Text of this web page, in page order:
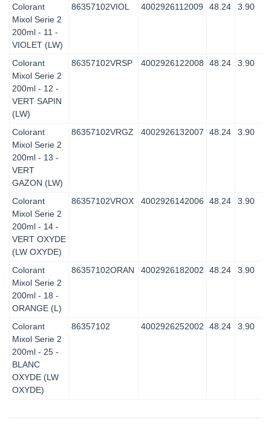
Colorant
Mixol Serie 2
200ml - 11 -
VIOLET (LW)
86357102VIOL 4002926112009 48.24 3.90
Colorant
Mixol Serie 2
200ml - 12 -
VERT SAPIN
(LW)
86357102VRSP 4002926122008 48.24 3.90
Colorant
Mixol Serie 2
200ml - 13 -
VERT
GAZON (LW)
86357102VRGZ 4002926132007 48.24 3.90
Colorant
Mixol Serie 2
200ml - 14 -
VERT OXYDE
(LW OXYDE)
86357102VROX 4002926142006 48.24 3.90
Colorant
Mixol Serie 2
200ml - 18 -
ORANGE (L)
86357102ORAN 4002926182002 48.24 3.90
Colorant
Mixol Serie 2
200ml - 25 -
BLANC
OXYDE (LW
OXYDE)
86357102 4002926252002 48.24 3.90